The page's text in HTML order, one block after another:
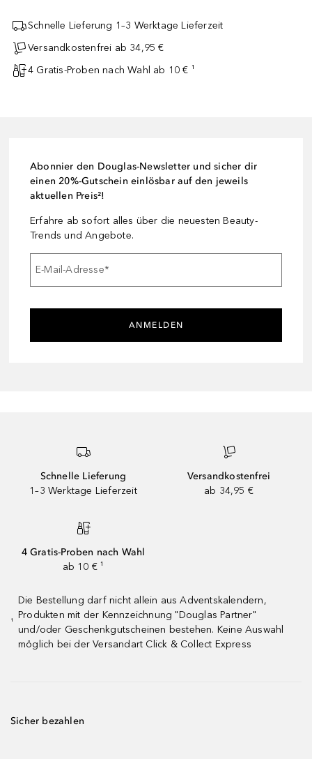
Schnelle Lieferung 1–3 Werktage Lieferzeit
Versandkostenfrei ab 34,95 €
4 Gratis-Proben nach Wahl ab 10 € ¹
Abonnier den Douglas-Newsletter und sicher dir
einen 20%-Gutschein einlösbar auf den jeweils
aktuellen Preis²!
Erfahre ab sofort alles über die neuesten Beauty-
Trends und Angebote.
E-Mail-Adresse*
ANMELDEN
Schnelle Lieferung
1–3 Werktage Lieferzeit
Versandkostenfrei
ab 34,95 €
4 Gratis-Proben nach Wahl
ab 10 € ¹
¹
Die Bestellung darf nicht allein aus Adventskalendern,
Produkten mit der Kennzeichnung "Douglas Partner"
und/oder Geschenkgutscheinen bestehen. Keine Auswahl
möglich bei der Versandart Click & Collect Express
Sicher bezahlen